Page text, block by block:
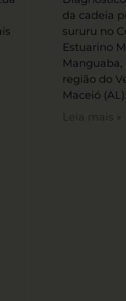
da cadeia
sururu no
Estuarino
Manguaba,
região do
Maceió (AL).
Leia mais »